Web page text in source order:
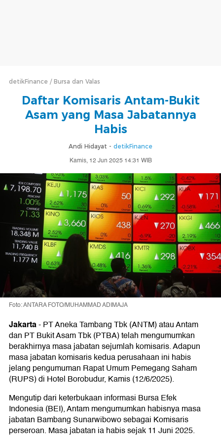
detikFinance Bursa dan Valas
Daftar Komisaris Antam-Bukit
Asam yang Masa Jabatannya
Habis
Andi Hidayat - detikFinance
Kamis, 12 Jun 2025 14:31 WIB
Foto: ANTARA FOTO/MUHAMMAD ADIMAJA
Jakarta-PT Aneka Tambang Tbk (ANTM) atau Antam
dan PT Bukit Asam Tbk (PTBA) telah mengumumkan
berakhirnya masa jabatan sejumlah komisaris. Adapun
masa jabatan komisaris kedua perusahaan ini habis
jelang pengumuman Rapat Umum Pemegang Saham
(RUPS) di Hotel Borobudur, Kamis (12/6/2025).
Mengutip dari keterbukaan informasi Bursa Efek
Indonesia (BEI), Antam mengumumkan habisnya masa
jabatan Bambang Sunarwibowo sebagai Komisaris
perseroan. Masa jabatan ia habis sejak 11 Juni 2025.